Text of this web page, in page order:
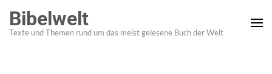
Inhalt
springen
Bibelwelt
Texte und Themen rund um das meist gelesene Buch der Welt